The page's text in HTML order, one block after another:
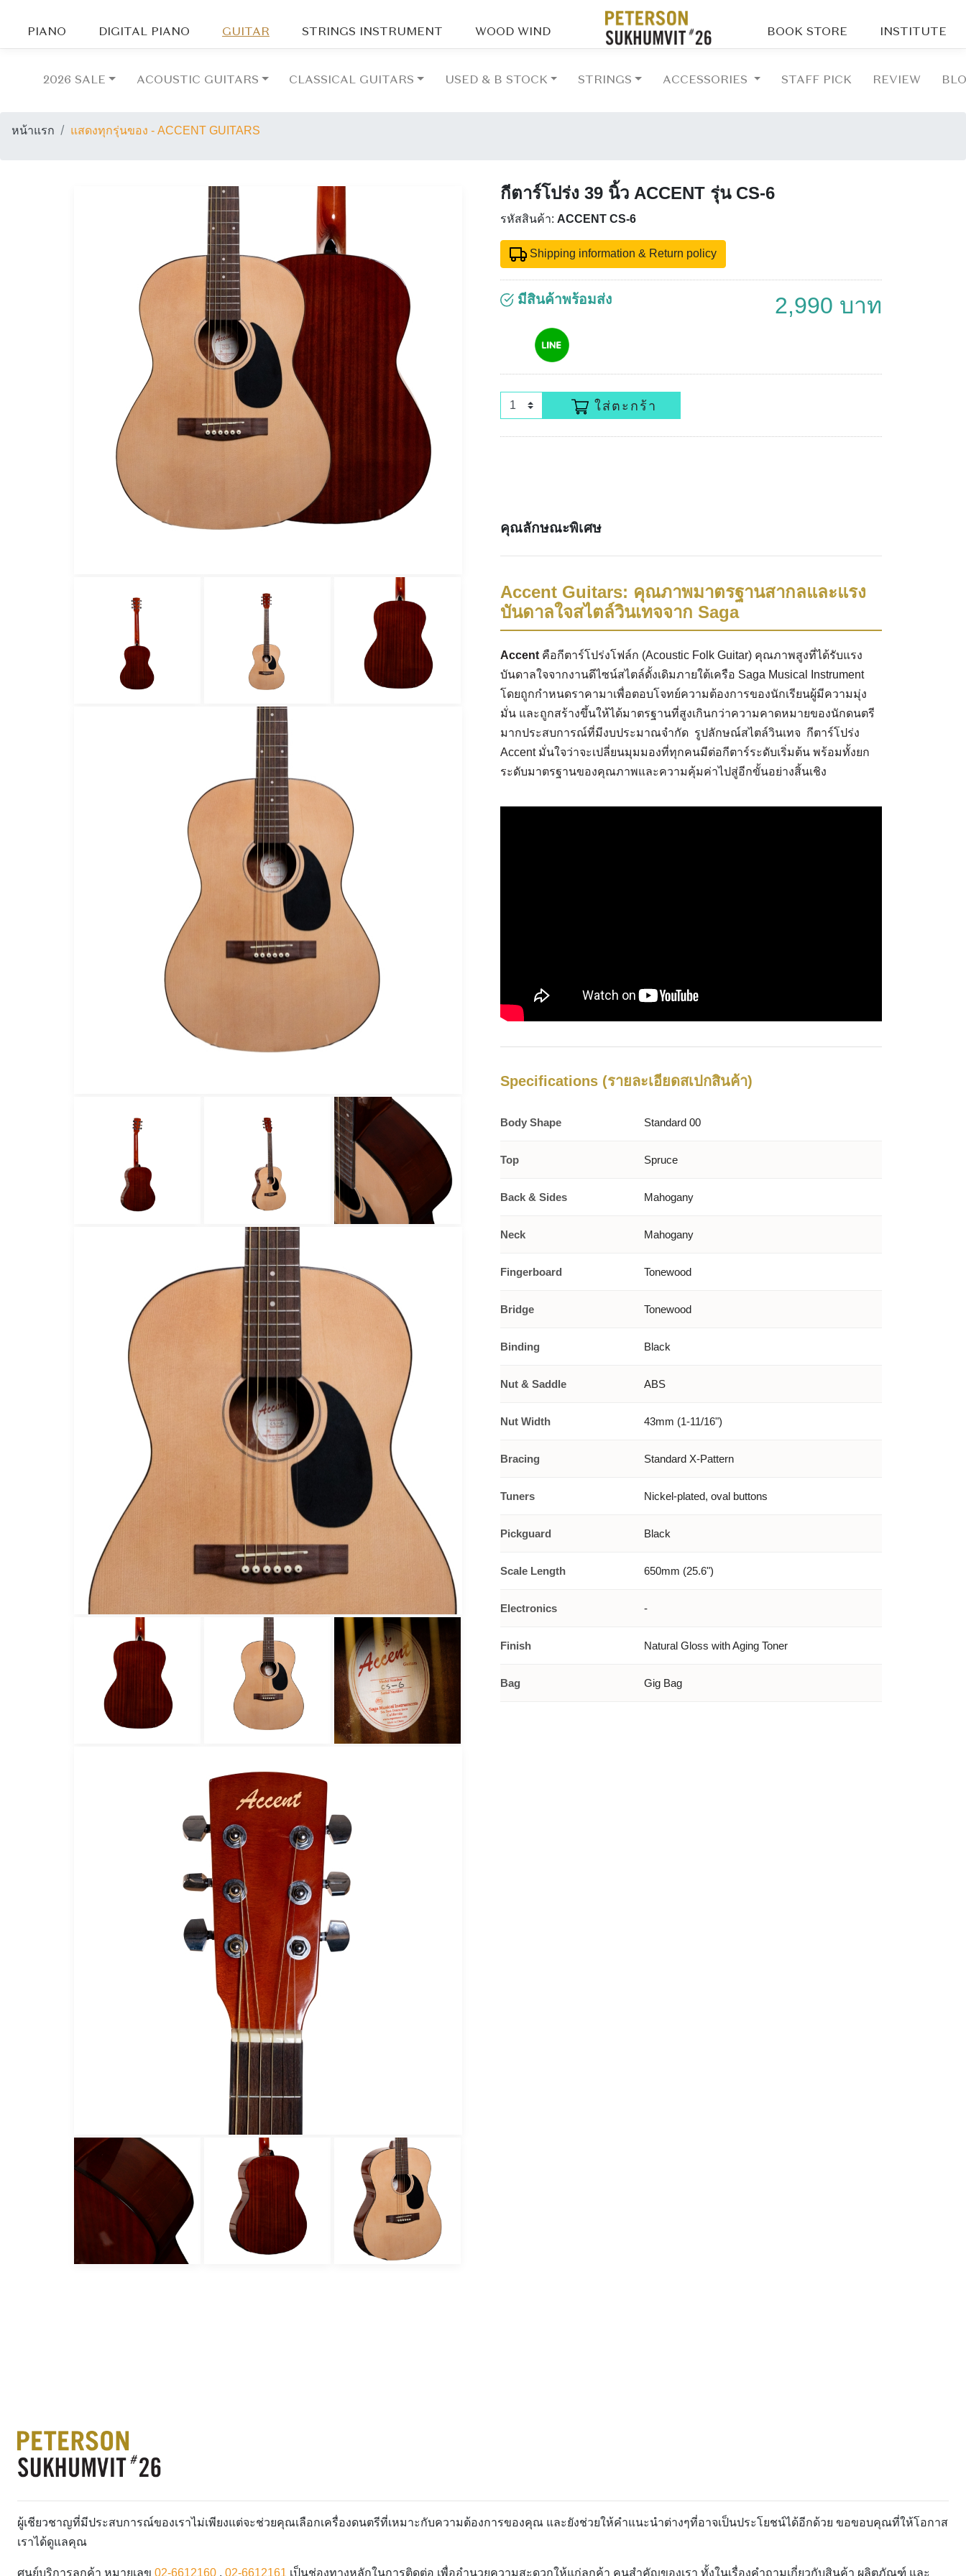
PIANO DIGITAL PIANO GUITAR STRINGS INSTRUMENT WOOD WIND BOOK STORE INSTITUTE
2026 SALE ACOUSTIC GUITARS CLASSICAL GUITARS USED & B STOCK STRINGS ACCESSORIES STAFF PICK REVIEW
หน้าแรก แสดงทุกรุ่นของ - ACCENT GUITARS
กีตาร์โปร่ง 39 นิ้ว ACCENT รุ่น CS-6
รหัสสินค้า: ACCENT CS-6
Shipping information & Return policy
มีสินค้าพร้อมส่ง 2,990 บาท
ใส่ตะกร้า
คุณลักษณะพิเศษ
Accent Guitars: คุณภาพมาตรฐานสากลและแรง
บันดาลใจสไตล์วินเทจจาก Saga
Accent คือกีตาร์โปร่งโฟล์ก (Acoustic Folk Guitar) คุณภาพสูงที่ได้รับแรง
บันดาลใจจากงานดีไซน์สไตล์ดั้งเดิมภายใต้เครือ Saga Musical Instrument
โดยถูกกำหนดราคามาเพื่อตอบโจทย์ความต้องการของนักเรียนผู้มีความมุ่ง
มั่น และถูกสร้างขึ้นให้ได้มาตรฐานที่สูงเกินกว่าความคาดหมายของนักดนตรี
มากประสบการณ์ที่มีงบประมาณจำกัด รูปลักษณ์สไตล์วินเทจ กีตาร์โปร่ง
Accent มั่นใจว่าจะเปลี่ยนมุมมองที่ทุกคนมีต่อกีตาร์ระดับเริ่มต้น พร้อมทั้งยก
ระดับมาตรฐานของคุณภาพและความคุ้มค่าไปสู่อีกขั้นอย่างสิ้นเชิง
Specifications (รายละเอียดสเปกสินค้า)
Body Shape Standard 00
Top Spruce
Back & Sides Mahogany
Neck Mahogany
Fingerboard Tonewood
Bridge Tonewood
Binding Black
Nut & Saddle ABS
Nut Width 43mm (1-11/16")
Bracing Standard X-Pattern
Tuners Nickel-plated, oval buttons
Pickguard Black
Scale Length 650mm (25.6")
Electronics -
Finish Natural Gloss with Aging Toner
Bag Gig Bag
ผู้เชียวชาญที่มีประสบการณ์ของเราไม่เพียงแต่จะช่วยคุณเลือกเครื่องดนตรีที่เหมาะกับความต้องการของคุณ และยังช่วยให้คำแนะนำต่างๆที่อาจเป็นประโยชน์ได้อีกด้วย ขอขอบคุณที่ให้โอกาส
เราได้ดูแลคุณ
ศูนย์บริการลูกค้า หมายเลข 02-6612160 , 02-6612161 เป็นช่องทางหลักในการติดต่อ เพื่ออำนวยความสะดวกให้แก่ลูกค้า คนสำคัญของเรา ทั้งในเรื่องคำถามเกี่ยวกับสินค้า ผลิตภัณฑ์ และ